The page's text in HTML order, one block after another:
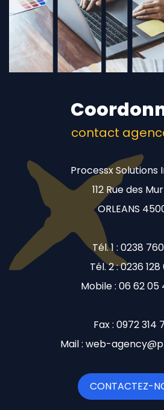
contact
Processx Solutions
112 Rue des
ORLEANS
Tél. 1 : 0238 760
Tél. 2 : 0236
Mobile : 06 62 05
Fax : 0972 314
Mail : web-
CONTACTEZ-